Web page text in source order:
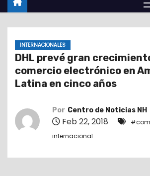
INTERNACIONALES
DHL prevé gran
comercio electrónico en
Latina en cinco años
Por Centro de Noticias NH
Feb 22, 2018
internacional